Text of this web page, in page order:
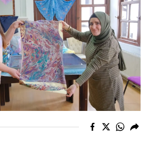
Karabük
Kilis
Osmaniye
Düzce